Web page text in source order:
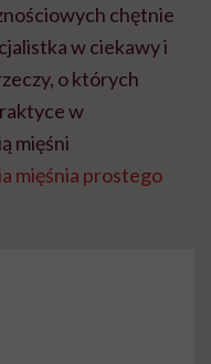
chętnie
w ciekawy i
o których
w
mięśni
mięśnia prostego